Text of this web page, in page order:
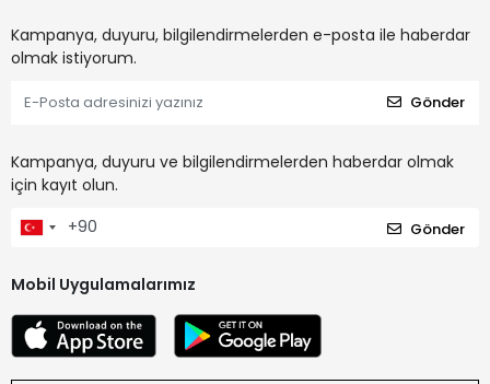
Kampanya, duyuru, bilgilendirmelerden e-posta ile haberdar
olmak istiyorum.
Gönder
Kampanya, duyuru ve bilgilendirmelerden haberdar olmak
için kayıt olun.
Gönder
Mobil Uygulamalarımız